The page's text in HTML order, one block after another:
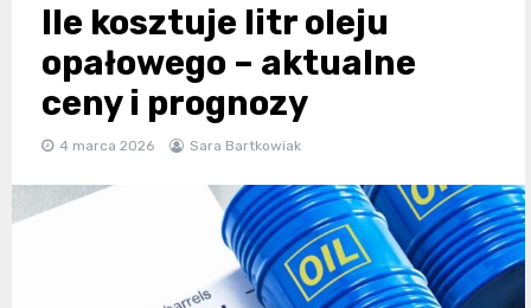
Ile kosztuje litr oleju
opałowego – aktualne
ceny i prognozy
4 marca 2026 Sara Bartkowiak